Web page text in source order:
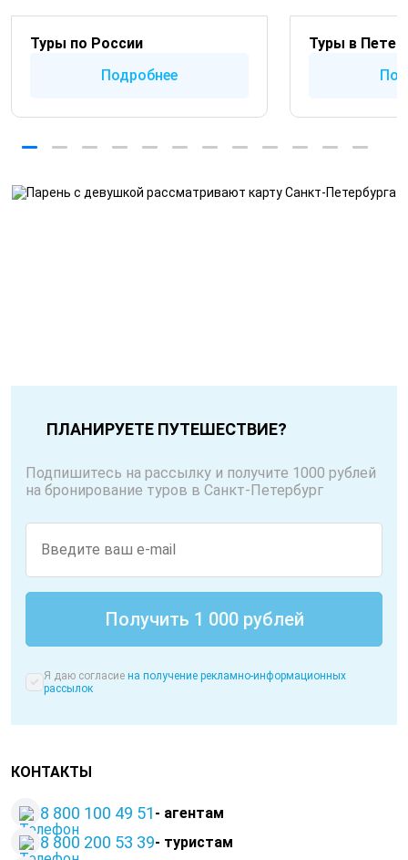
Туры по России
Подробнее
Туры в
ПЛАНИРУЕТЕ ПУТЕШЕСТВИЕ?
Подпишитесь на рассылку и получите 1000 рублей
на бронирование туров в Санкт-Петербург
Я даю согласие на получение рекламно-информационных
рассылок
КОНТАКТЫ
8 800 100 49 51 - агентам
8 800 200 53 39- туристам